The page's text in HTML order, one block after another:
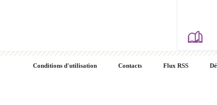
Conditions d'utilisation Contacts Flux RSS